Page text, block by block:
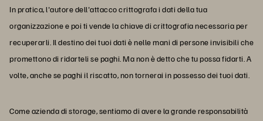
In pratica, l'autore dell'attacco crittografa i dati della tua
organizzazione e poi ti vende la chiave di crittografia necessaria per
recuperarli. Il destino dei tuoi dati è nelle mani di persone invisibili che
promettono di ridarteli se paghi. Ma non è detto che tu possa fidarti. A
volte, anche se paghi il riscatto, non tornerai in possesso dei tuoi dati.
Come azienda di storage, sentiamo di avere la grande responsabilità